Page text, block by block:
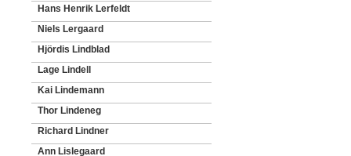
Hans Henrik Lerfeldt
Niels Lergaard
Hjördis Lindblad
Lage Lindell
Kai Lindemann
Thor Lindeneg
Richard Lindner
Ann Lislegaard